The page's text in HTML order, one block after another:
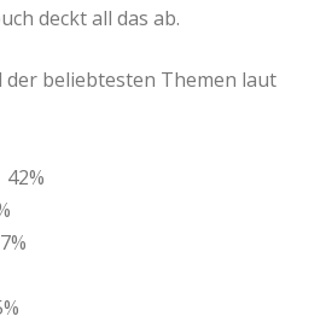
deckt all das ab.
der beliebtesten Themen laut